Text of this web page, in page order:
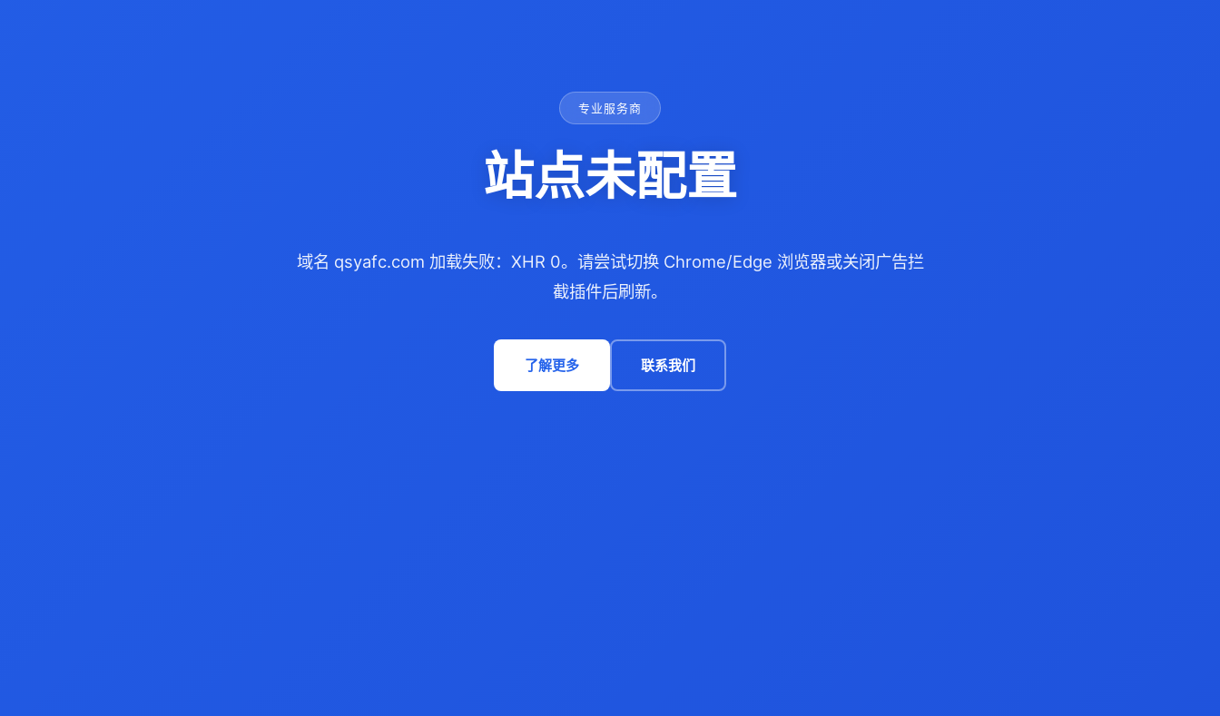
专业服务商
站点未配置
域名 qsyafc.com 加载失败：XHR 0。请尝试切换 Chrome/Edge 浏览器或关闭广告拦
截插件后刷新。
了解更多 联系我们